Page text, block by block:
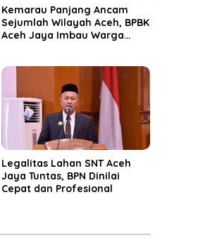
Kemarau Panjang Ancam
Sejumlah Wilayah Aceh, BPBK
Aceh Jaya Imbau Warga
Legalitas Lahan SNT Aceh
Jaya Tuntas, BPN Dinilai
Cepat dan Profesional